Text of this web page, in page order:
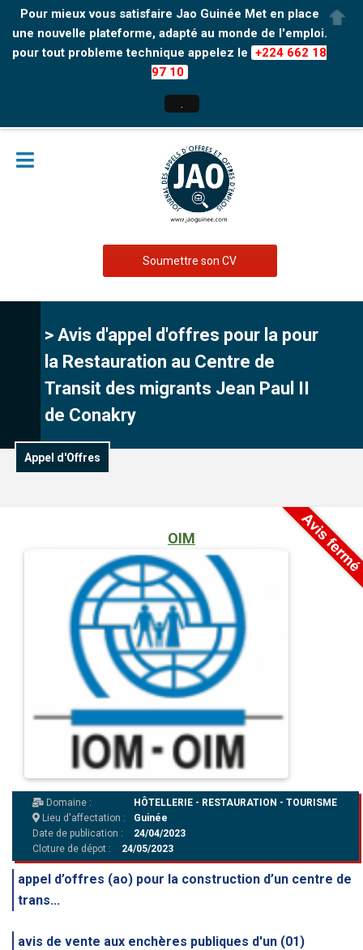
Pour mieux vous satisfaire Jao Guinée Met en place
une nouvelle plateforme, adapté au monde de l'emploi.
pour tout probleme technique appelez le +224 662 18
97 10
Soumettre son CV
> Avis d'appel d'offres pour la pour
la Restauration au Centre de
Transit des migrants Jean Paul II
de Conakry
Appel d'Offres
OIM
Domaine :
HÔTELLERIE - RESTAURATION - TOURISME
Lieu d'affectation :
Guinée
Date de publication :
24/04/2023
Cloture de dépot :
24/05/2023
appel d’offres (ao) pour la construction d’un centre de
trans...
avis de vente aux enchères publiques d'un (01)